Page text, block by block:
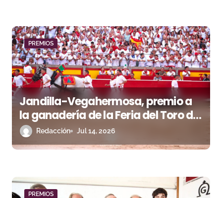
a
d
a
s
PREMIOS
Jandilla-Vegahermosa, premio a
la ganadería de la Feria del Toro de
Pamplona
Redacción Jul 14, 2026
PREMIOS